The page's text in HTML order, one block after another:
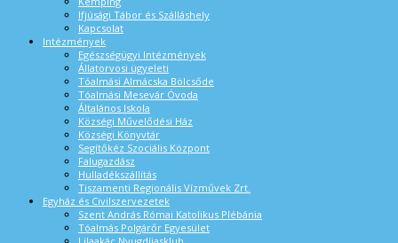
Ifjúsági Tábor és Szálláshely
Kapcsolat
Intézmények
Egészségügyi Intézmények
Állatorvosi ügyeleti
Tóalmási Almácska Bölcsőde
Tóalmási Mesevár Óvoda
Általános Iskola
Községi Művelődési Ház
Községi Könyvtár
Segítőkéz Szociális Központ
Falugazdász
Hulladékszállítás
Tiszamenti Regionális Vízművek Zrt.
Egyház és Civilszervezetek
Szent András Római Katolikus Plébánia
Tóalmás Polgárőr Egyesület